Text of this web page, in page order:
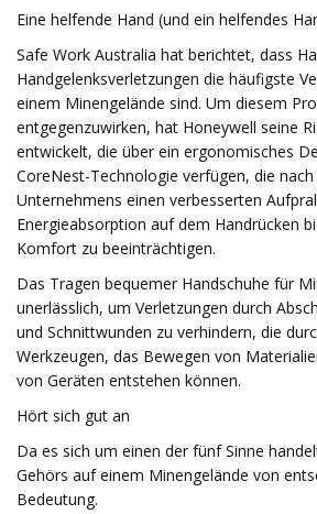
Eine helfende Hand (und ein helfendes
Safe Work Australia hat berichtet, dass
Handgelenksverletzungen die häufigste
einem Minengelände sind. Um diesem
entgegenzuwirken, hat Honeywell seine
entwickelt, die über ein ergonomisches
CoreNest-Technologie verfügen, die nach
Unternehmens einen verbesserten
Energieabsorption auf dem Handrücken
Komfort zu beeinträchtigen.
Das Tragen bequemer Handschuhe für
unerlässlich, um Verletzungen durch
und Schnittwunden zu verhindern, die
Werkzeugen, das Bewegen von
von Geräten entstehen können.
Hört sich gut an
Da es sich um einen der fünf Sinne
Gehörs auf einem Minengelände von
Bedeutung.